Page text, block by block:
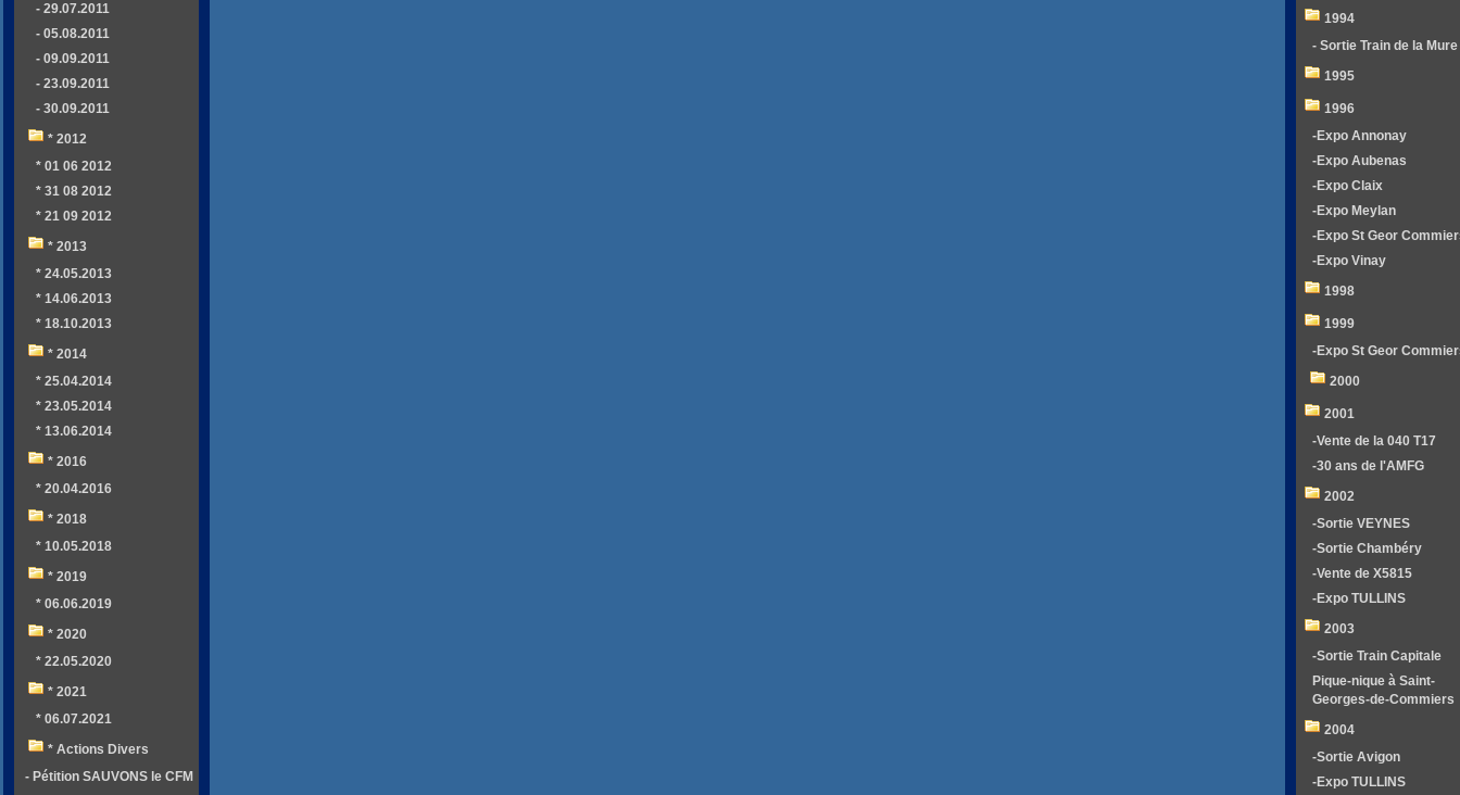
- 29.07.2011
- 05.08.2011
- 09.09.2011
- 23.09.2011
- 30.09.2011
* 2012
* 01 06 2012
* 31 08 2012
* 21 09 2012
* 2013
* 24.05.2013
* 14.06.2013
* 18.10.2013
* 2014
* 25.04.2014
* 23.05.2014
* 13.06.2014
* 2016
* 20.04.2016
* 2018
* 10.05.2018
* 2019
* 06.06.2019
* 2020
* 22.05.2020
* 2021
* 06.07.2021
* Actions Divers
- Pétition SAUVONS le CFM
1994
- Sortie Train de la Mure
1995
1996
-Expo Annonay
-Expo Aubenas
-Expo Claix
-Expo Meylan
-Expo St Geor
-Expo Vinay
1998
1999
-Expo St Geor
2000
2001
-Vente de la 040 T17
-30 ans de l'AMFG
2002
-Sortie VEYNES
-Sortie Chambéry
-Vente de X5815
-Expo TULLINS
2003
-Sortie Train Capitale
Pique-nique à Saint-
Georges-de-Commiers
2004
-Sortie Avigon
-Expo TULLINS